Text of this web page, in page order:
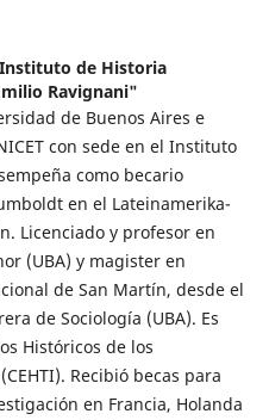
Instituto de Historia
Ravignani"
de Buenos Aires e
con sede en el Instituto
como becario
en el Lateinamerika-
Licenciado y profesor en
(UBA) y magister en
de San Martín, desde el
de Sociología (UBA). Es
Históricos de los
Recibió becas para
en Francia, Holanda